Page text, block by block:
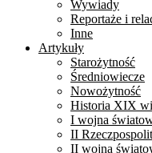
Wywiady
Reportaże i
Inne
Artykuły
Starożytność
Średniowiecze
Nowożytność
Historia XIX
I wojna
II
II wojna